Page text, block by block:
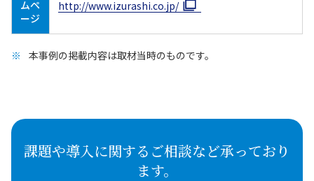
ムペ
ージ
http://www.izurashi.co.jp/
本事例の掲載内容は取材当時のものです。
課題や導入に関するご相談など承っており
ます。